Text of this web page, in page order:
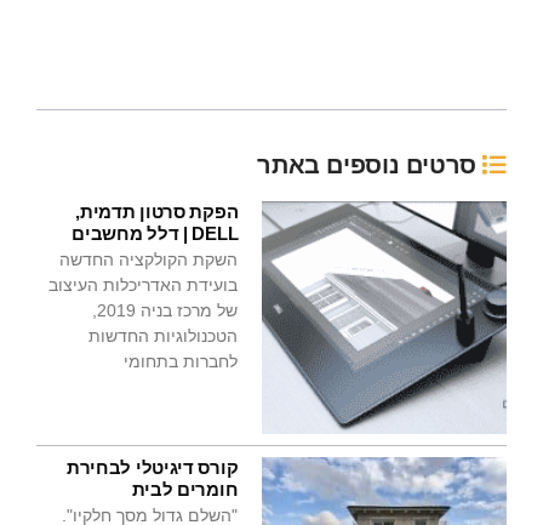
סרטים נוספים באתר
הפקת סרטון תדמית,
DELL | דלל מחשבים
השקת הקולקציה החדשה
בועידת האדריכלות העיצוב
הטכנולוגיות החדשות
לחברות בתחומי
קורס דיגיטלי לבחירת
חומרים לבית
"השלם גדול מסך חלקיו".